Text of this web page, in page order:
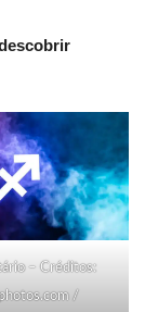
– Créditos:
/